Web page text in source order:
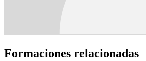
Formaciones relacionadas